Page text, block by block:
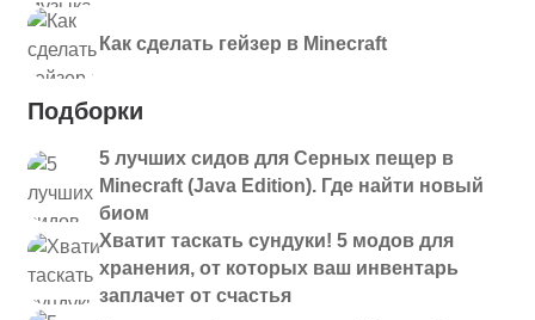
Как сделать гейзер в Minecraft
Подборки
5 лучших сидов для Серных пещер в
Minecraft (Java Edition). Где найти новый
биом
Хватит таскать сундуки! 5 модов для
хранения, от которых ваш инвентарь
заплачет от счастья